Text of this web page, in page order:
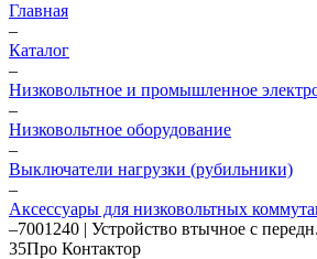
Главная
–
Каталог
–
Низковольтное и промышленное
–
Низковольтное оборудование
–
Выключатели нагрузки (рубильники)
–
Аксессуары для низковольтных
–7001240 | Устройство втычное с
35Про Контактор